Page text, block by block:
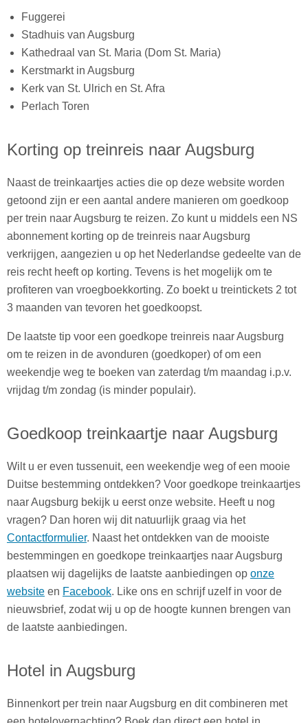
Fuggerei
Stadhuis van Augsburg
Kathedraal van St. Maria (Dom St. Maria)
Kerstmarkt in Augsburg
Kerk van St. Ulrich en St. Afra
Perlach Toren
Korting op treinreis naar Augsburg
Naast de treinkaartjes acties die op deze website worden
getoond zijn er een aantal andere manieren om goedkoop
per trein naar Augsburg te reizen. Zo kunt u middels een NS
abonnement korting op de treinreis naar Augsburg
verkrijgen, aangezien u op het Nederlandse gedeelte van de
reis recht heeft op korting. Tevens is het mogelijk om te
profiteren van vroegboekkorting. Zo boekt u treintickets 2 tot
3 maanden van tevoren het goedkoopst.
De laatste tip voor een goedkope treinreis naar Augsburg
om te reizen in de avonduren (goedkoper) of om een
weekendje weg te boeken van zaterdag t/m maandag i.p.v.
vrijdag t/m zondag (is minder populair).
Goedkoop treinkaartje naar Augsburg
Wilt u er even tussenuit, een weekendje weg of een mooie
Duitse bestemming ontdekken? Voor goedkope treinkaartjes
naar Augsburg bekijk u eerst onze website. Heeft u nog
vragen? Dan horen wij dit natuurlijk graag via het
Contactformulier. Naast het ontdekken van de mooiste
bestemmingen en goedkope treinkaartjes naar Augsburg
plaatsen wij dagelijks de laatste aanbiedingen op onze
website en Facebook. Like ons en schrijf uzelf in voor de
nieuwsbrief, zodat wij u op de hoogte kunnen brengen van
de laatste aanbiedingen.
Hotel in Augsburg
Binnenkort per trein naar Augsburg en dit combineren met